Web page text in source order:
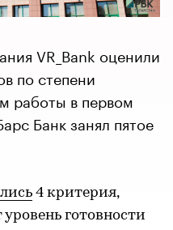
VR_Bank оценили
по степени
работы в первом
Банк занял пятое
4 критерия,
готовности